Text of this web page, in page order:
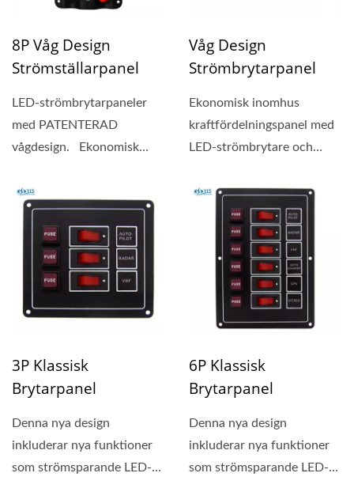
8P Våg Design
Strömställarpanel
LED-strömbrytarpaneler
med PATENTERAD
vågdesign. Ekonomisk
kraftfördelningspanel...
Våg Design
Strömbrytarpanel
Ekonomisk inomhus
kraftfördelningspanel med
LED-strömbrytare och
3P Klassisk
Brytarpanel
Denna nya design
inkluderar nya funktioner
som strömsparande LED-
6P Klassisk
Brytarpanel
Denna nya design
inkluderar nya funktioner
som strömsparande LED-